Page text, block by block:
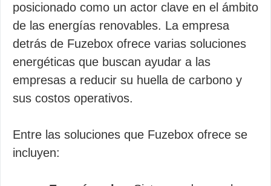
posicionado como un actor clave en el ámbito
de las energías renovables. La empresa
detrás de Fuzebox ofrece varias soluciones
energéticas que buscan ayudar a las
empresas a reducir su huella de carbono y
sus costos operativos.
Entre las soluciones que Fuzebox ofrece se
incluyen: